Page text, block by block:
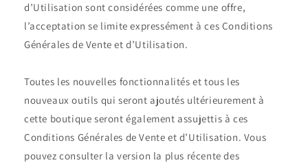
d’Utilisation sont considérées comme une offre,
l’acceptation se limite expressément à ces Conditions
Générales de Vente et d’Utilisation.
Toutes les nouvelles fonctionnalités et tous les
nouveaux outils qui seront ajoutés ultérieurement à
cette boutique seront également assujettis à ces
Conditions Générales de Vente et d’Utilisation. Vous
pouvez consulter la version la plus récente des